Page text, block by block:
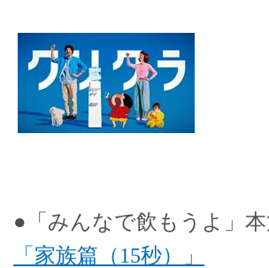
●「みんなで飲もうよ」
「家族篇（15秒）」